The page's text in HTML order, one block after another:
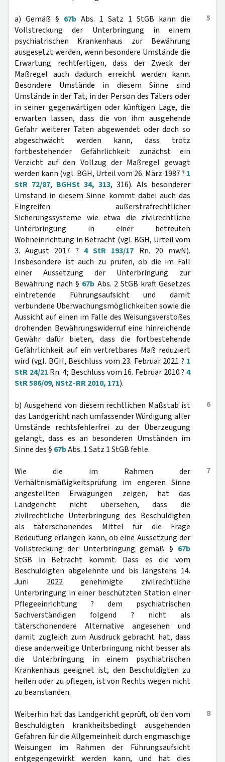
5
a) Gemäß § 67b Abs. 1 Satz 1 StGB kann die
Vollstreckung der Unterbringung in einem
psychiatrischen Krankenhaus zur Bewährung
ausgesetzt werden, wenn besondere Umstände die
Erwartung rechtfertigen, dass der Zweck der
Maßregel auch dadurch erreicht werden kann.
Besondere Umstände in diesem Sinne sind
Umstände in der Tat, in der Person des Täters oder
in seiner gegenwärtigen oder künftigen Lage, die
erwarten lassen, dass die von ihm ausgehende
Gefahr weiterer Taten abgewendet oder doch so
abgeschwächt werden kann, dass trotz
fortbestehender Gefährlichkeit zunächst ein
Verzicht auf den Vollzug der Maßregel gewagt
werden kann (vgl. BGH, Urteil vom 26. März 1987 ? 1
StR 72/87, BGHSt 34, 313, 316). Als besonderer
Umstand in diesem Sinne kommt dabei auch das
Eingreifen außerstrafrechtlicher
Sicherungssysteme wie etwa die zivilrechtliche
Unterbringung in einer betreuten
Wohneinrichtung in Betracht (vgl. BGH, Urteil vom
3. August 2017 ? 4 StR 193/17 Rn. 20 mwN).
Insbesondere ist auch zu prüfen, ob die im Fall
einer Aussetzung der Unterbringung zur
Bewährung nach § 67b Abs. 2 StGB kraft Gesetzes
eintretende Führungsaufsicht und damit
verbundene Überwachungsmöglichkeiten sowie die
Aussicht auf einen im Falle des Weisungsverstoßes
drohenden Bewährungswiderruf eine hinreichende
Gewähr dafür bieten, dass die fortbestehende
Gefährlichkeit auf ein vertretbares Maß reduziert
wird (vgl. BGH, Beschluss vom 23. Februar 2021 ? 1
StR 24/21 Rn. 4; Beschluss vom 16. Februar 2010 ?4
StR 586/09, NStZ-RR 2010, 171).
6
b) Ausgehend von diesem rechtlichen Maßstab ist
das Landgericht nach umfassender Würdigung aller
Umstände rechtsfehlerfrei zu der Überzeugung
gelangt, dass es an besonderen Umständen im
Sinne des § 67bAbs. 1 Satz 1 StGB fehle.
7
Wie die im Rahmen der
Verhältnismäßigkeitsprüfung im engeren Sinne
angestellten Erwägungen zeigen, hat das
Landgericht nicht übersehen, dass die
zivilrechtliche Unterbringung des Beschuldigten
als täterschonendes Mittel für die Frage
Bedeutung erlangen kann, ob eine Aussetzung der
Vollstreckung der Unterbringung gemäß § 67b
StGB in Betracht kommt. Dass es die vom
Beschuldigten abgelehnte und bis längstens 14.
Juni 2022 genehmigte zivilrechtliche
Unterbringung in einer beschützten Station einer
Pflegeeinrichtung ? dem psychiatrischen
Sachverständigen folgend ? nicht als
täterschonendere Alternative angesehen und
damit zugleich zum Ausdruck gebracht hat, dass
diese anderweitige Unterbringung nicht besser als
die Unterbringung in einem psychiatrischen
Krankenhaus geeignet ist, den Beschuldigten zu
heilen oder zu pflegen, ist von Rechts wegen nicht
zu beanstanden.
8
Weiterhin hat das Landgericht geprüft, ob den vom
Beschuldigten krankheitsbedingt ausgehenden
Gefahren für die Allgemeinheit durch engmaschige
Weisungen im Rahmen der Führungsaufsicht
entgegengewirkt werden kann, und hat dies